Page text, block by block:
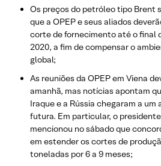
Os preços do petróleo tipo Brent
que a OPEP e seus aliados
corte de fornecimento até o final
2020, a fim de compensar o
global;
As reuniões da OPEP em Viena
amanhã, mas notícias apontam
Iraque e a Rússia chegaram a
futura. Em particular, o
mencionou no sábado que
em estender os cortes de
toneladas por 6 a 9 meses;